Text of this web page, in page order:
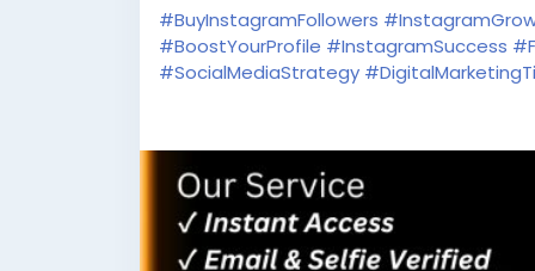
#BuyInstagramFollowers
#BoostYourProfile #InstagramSuccess
#SocialMediaStrategy